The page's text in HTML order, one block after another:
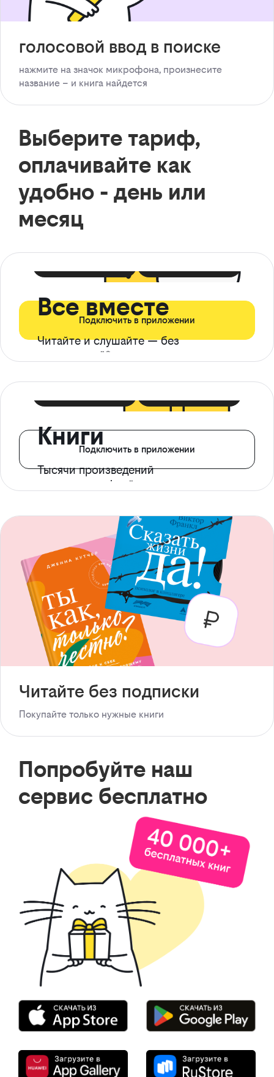
голосовой ввод в поиске
нажмите на значок микрофона, произнесите
название – и книга найдется
Выберите тариф,
оплачивайте как
удобно - день или
месяц
Все вместе
Читайте и слушайте — без
ограничений*
Подключить в приложении
Книги
Тысячи произведений
с доступом офлайн
Подключить в приложении
Читайте без подписки
Покупайте только нужные книги
Попробуйте наш
сервис бесплатно